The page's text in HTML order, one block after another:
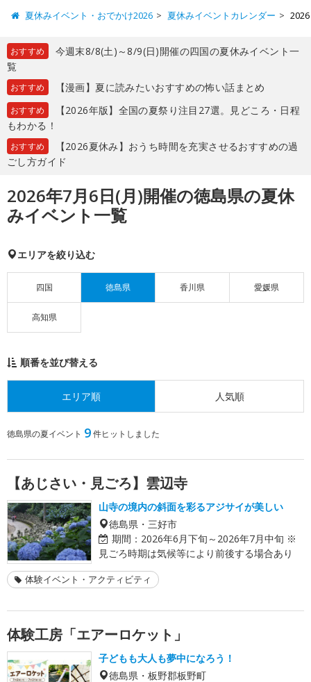
夏休みイベント・おでかけ2026 夏休みイベントカレンダー
おすすめ
今週末8/8(土)～8/9(日)開催の四国の夏休みイベント一
覧
おすすめ 【漫画】夏に読みたいおすすめの怖い話まとめ
おすすめ
【2026年版】全国の夏祭り注目27選。見どころ・日程
もわかる！
おすすめ
【2026夏休み】おうち時間を充実させるおすすめの過
ごし方ガイド
2026年7月6日(月)開催の徳島県の夏休
みイベント一覧
エリアを絞り込む
四国 徳島県 香川県 愛媛県
高知県
順番を並び替える
エリア順 人気順
徳島県の夏イベント 9件ヒットしました
【あじさい・見ごろ】雲辺寺
山寺の境内の斜面を彩るアジサイが美しい
徳島県・三好市
期間： 2026年6月下旬～2026年7月中旬 ※
見ごろ時期は気候等により前後する場合あり
体験イベント・アクティビティ
体験工房「エアーロケット」
子どもも大人も夢中になろう！
徳島県・板野郡板野町